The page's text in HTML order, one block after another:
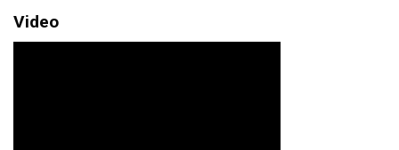
Video